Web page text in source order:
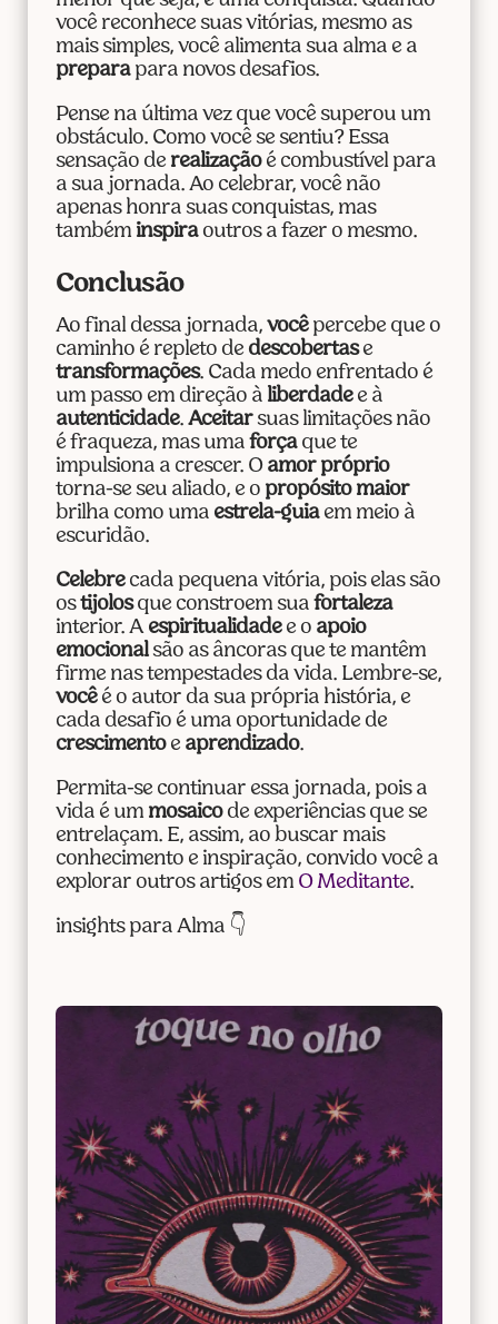
você reconhece suas vitórias, mesmo as
mais simples, você alimenta sua alma e a
preparapara novos desafios.
Pense na última vez que você superou um
obstáculo. Como você se sentiu? Essa
sensação de realizaçãoé combustível para
a sua jornada. Ao celebrar, você não
apenas honra suas conquistas, mas
também inspiraoutros a fazer o mesmo.
Conclusão
Ao final dessa jornada, vocêpercebe que o
caminho é repleto de descobertase
transformações. Cada medo enfrentado é
um passo em direção à liberdadee à
autenticidade. Aceitarsuas limitações não
é fraqueza, mas uma forçaque te
impulsiona a crescer. O amor próprio
torna-se seu aliado, e o propósito maior
brilha como uma estrela-guiaem meio à
escuridão.
Celebrecada pequena vitória, pois elas são
ostijolosque constroem sua fortaleza
interior. A espiritualidadee o apoio
emocionalsão as âncoras que te mantêm
firme nas tempestades da vida. Lembre-se,
vocêé o autor da sua própria história, e
cada desafio é uma oportunidade de
crescimentoe aprendizado.
Permita-se continuar essa jornada, pois a
vida é um mosaicode experiências que se
entrelaçam. E, assim, ao buscar mais
conhecimento e inspiração, convido você a
explorar outros artigos em O Meditante.
insights para Alma 👇